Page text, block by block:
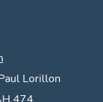
Lorillon